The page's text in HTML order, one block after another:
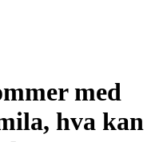
med
hva kan